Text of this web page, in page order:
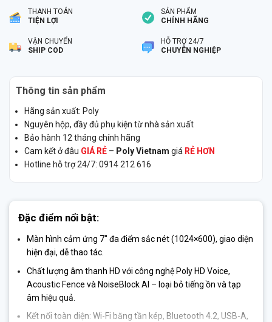
THANH TOÁN
TIỆN LỢI
SẢN PHẨM
CHÍNH HÃNG
VẬN CHUYỂN
SHIP COD
HỖ TRỢ 24/7
CHUYÊN NGHIỆP
Thông tin sản phẩm
Hãng sản xuất: Poly
Nguyên hộp, đầy đủ phụ kiện từ nhà sản xuất
Bảo hành 12 tháng chính hãng
Cam kết ở đâu GIÁ RẺ – Poly Vietnam giá RẺ HƠN
Hotline hỗ trợ 24/7: 0914 212 616
Đặc điểm nổi bật:
Màn hình cảm ứng 7″ đa điểm sắc nét (1024×600), giao diện
hiện đại, dễ thao tác.
Chất lượng âm thanh HD với công nghệ Poly HD Voice,
Acoustic Fence và NoiseBlock AI – loại bỏ tiếng ồn và tạp
âm hiệu quả.
Kết nối toàn diện: Wi-Fi băng tần kép, Bluetooth 4.2, USB-A,